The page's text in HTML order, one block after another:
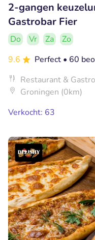
2-gangen
Gastrobar Fier
Do Vr Za
Zo
9.6
Perfect • 60
Restaurant &
Groningen (0km)
Verkocht: 63